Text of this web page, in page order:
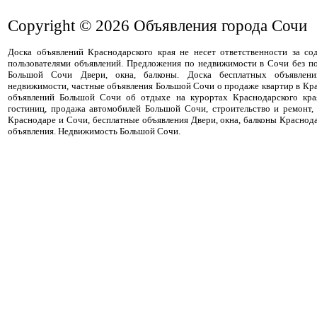
Copyright © 2026 Объявления города Сочи
Доска объявлений Краснодарского края не несет ответственности за
пользователями объявлений. Предложения по недвижимости в Сочи без
Большой Сочи Двери, окна, балконы. Доска бесплатных
недвижимости, частные объявления Большой Сочи о продаже квартир в
объявлений Большой Сочи об отдыхе на курортах Краснодарского
гостиниц, продажа автомобилей Большой Сочи, строительство и
Краснодаре и Сочи, бесплатные объявления Двери, окна, балконы
объявления. Недвижимость Большой Сочи.